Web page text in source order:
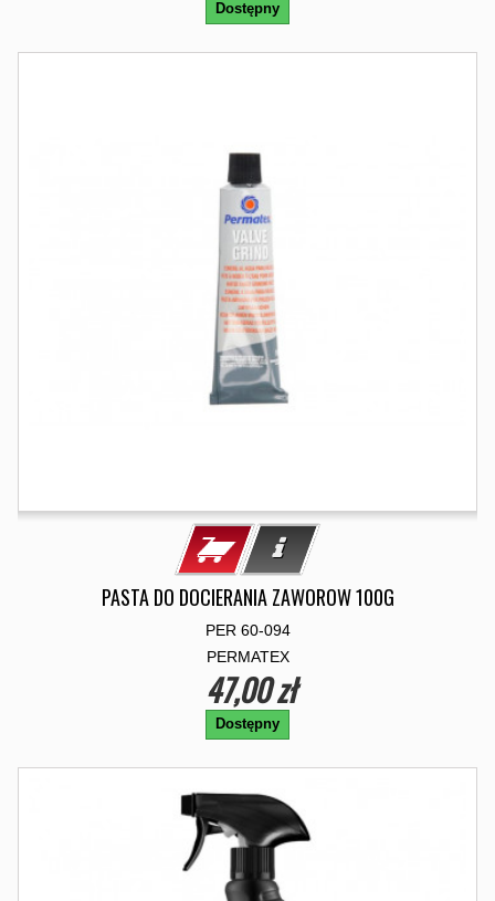
Dostępny
PASTA DO DOCIERANIA ZAWOROW 100G
PER 60-094
PERMATEX
47,00 zł
Dostępny